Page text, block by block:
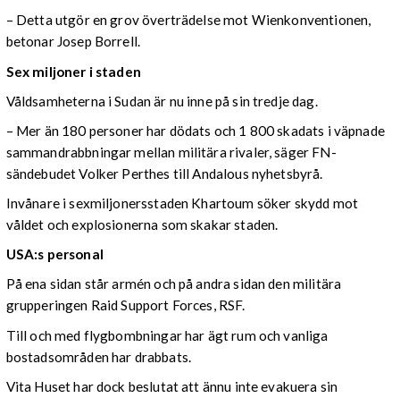
– Detta utgör en grov överträdelse mot Wienkonventionen,
betonar Josep Borrell.
Sex miljoner i staden
Våldsamheterna i Sudan är nu inne på sin tredje dag.
– Mer än 180 personer har dödats och 1 800 skadats i väpnade
sammandrabbningar mellan militära rivaler, säger FN-
sändebudet Volker Perthes till Andalous nyhetsbyrå.
Invånare i sexmiljonersstaden Khartoum söker skydd mot
våldet och explosionerna som skakar staden.
USA:s personal
På ena sidan står armén och på andra sidan den militära
grupperingen Raid Support Forces, RSF.
Till och med flygbombningar har ägt rum och vanliga
bostadsområden har drabbats.
Vita Huset har dock beslutat att ännu inte evakuera sin